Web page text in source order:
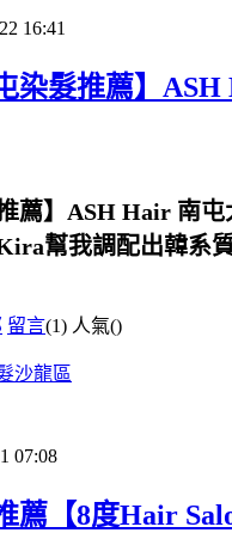
16:41
染髮推薦】
薦】ASH Hair 南屯
幫我調配出韓系
留言(1) 人氣()
沙龍區
07:08
薦【8度Hair